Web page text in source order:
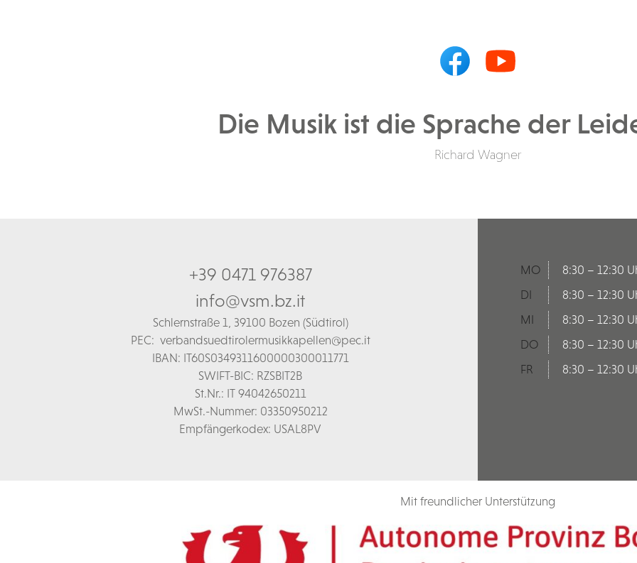
Die Musik ist die Sprache der
Richard Wagner
+39 0471 976387
info@vsm.bz.it
Schlernstraße 1, 39100 Bozen (Südtirol)
PEC: verbandsuedtirolermusikkapellen@pec.it
IBAN: IT60S0349311600000300011771
SWIFT-BIC: RZSBIT2B
St.Nr.: IT 94042650211
MwSt.-Nummer: 03350950212
Empfängerkodex: USAL8PV
MO
8:30 – 12:30
DI
8:30 – 12:30
MI
8:30 – 12:30
DO
8:30 – 12:30
FR
8:30 – 12:30
Mit freundlicher Unterstützung